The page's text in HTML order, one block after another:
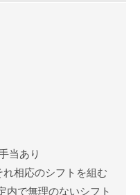
当あり
相応のシフトを組む
内で無理のないシフト